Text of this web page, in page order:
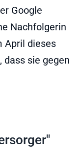
Google
Nachfolgerin
April dieses
, dass sie gegen